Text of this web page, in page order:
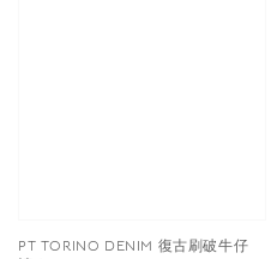
PT TORINO DENIM 復古刷破牛仔